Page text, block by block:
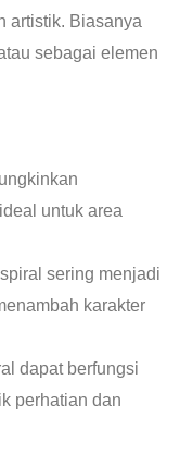
artistik. Biasanya
sebagai elemen
untuk area
sering menjadi
karakter
dapat berfungsi
perhatian dan